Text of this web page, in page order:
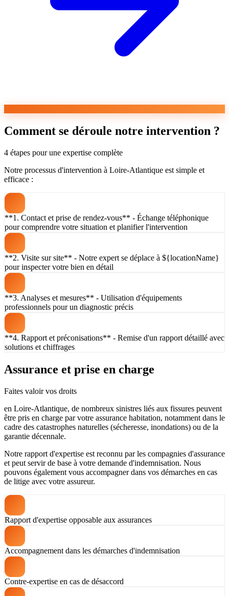
Comment se déroule notre intervention ?
4 étapes pour une expertise complète
Notre processus d'intervention à Loire-Atlantique est simple et
efficace :
**1. Contact et prise de rendez-vous** - Échange téléphonique
pour comprendre votre situation et planifier l'intervention
**2. Visite sur site** - Notre expert se déplace à ${locationName}
pour inspecter votre bien en détail
**3. Analyses et mesures** - Utilisation d'équipements
professionnels pour un diagnostic précis
**4. Rapport et préconisations** - Remise d'un rapport détaillé avec
solutions et chiffrages
Assurance et prise en charge
Faites valoir vos droits
en Loire-Atlantique, de nombreux sinistres liés aux fissures peuvent
être pris en charge par votre assurance habitation, notamment dans le
cadre des catastrophes naturelles (sécheresse, inondations) ou de la
garantie décennale.
Notre rapport d'expertise est reconnu par les compagnies d'assurance
et peut servir de base à votre demande d'indemnisation. Nous
pouvons également vous accompagner dans vos démarches en cas
de litige avec votre assureur.
Rapport d'expertise opposable aux assurances
Accompagnement dans les démarches d'indemnisation
Contre-expertise en cas de désaccord